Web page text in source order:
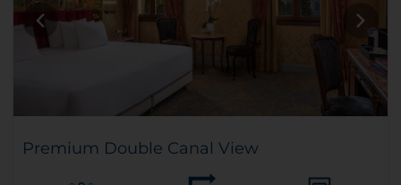
Premium Double Canal View